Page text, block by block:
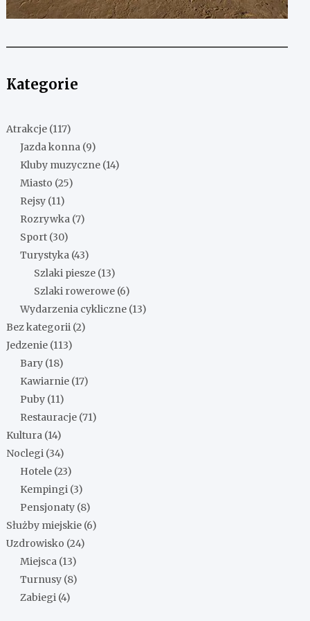
Kategorie
Atrakcje (117)
Jazda konna (9)
Kluby muzyczne (14)
Miasto (25)
Rejsy (11)
Rozrywka (7)
Sport (30)
Turystyka (43)
Szlaki piesze (13)
Szlaki rowerowe (6)
Wydarzenia cykliczne (13)
Bez kategorii (2)
Jedzenie (113)
Bary (18)
Kawiarnie (17)
Puby (11)
Restauracje (71)
Kultura (14)
Noclegi (34)
Hotele (23)
Kempingi (3)
Pensjonaty (8)
Służby miejskie (6)
Uzdrowisko (24)
Miejsca (13)
Turnusy (8)
Zabiegi (4)